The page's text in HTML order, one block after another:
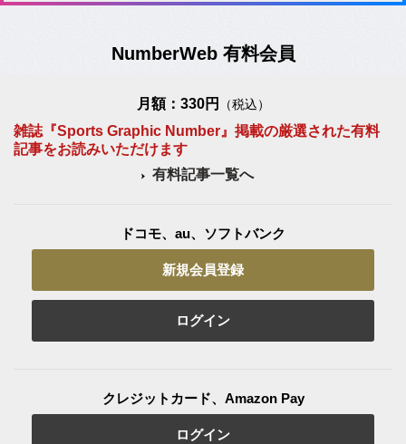
NumberWeb 有料会員
月額：330円 （税込）
雑誌『Sports Graphic Number』掲載の厳選された有料
記事をお読みいただけます
有料記事一覧へ
ドコモ、au、ソフトバンク
新規会員登録
ログイン
クレジットカード、Amazon Pay
ログイン